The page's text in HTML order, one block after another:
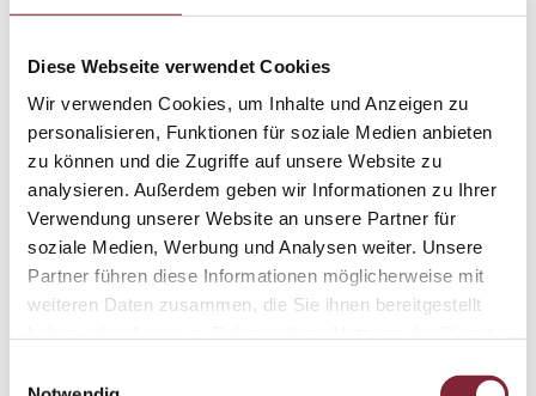
Diese Webseite verwendet Cookies
Wir verwenden Cookies, um Inhalte und Anzeigen zu
personalisieren, Funktionen für soziale Medien anbieten
zu können und die Zugriffe auf unsere Website zu
analysieren. Außerdem geben wir Informationen zu Ihrer
Verwendung unserer Website an unsere Partner für
soziale Medien, Werbung und Analysen weiter. Unsere
Partner führen diese Informationen möglicherweise mit
weiteren Daten zusammen, die Sie ihnen bereitgestellt
Kaplanhofstraße 150
Kaplanhofviertel 151
Kastil Metallwarenfabrik 31
Kaukasus 59
Keferfeld 11, 20, 92, 166, 182, 194
Kefergutstraße 172
Kempf 25
Kennerweg 110
Kettenschmiede 186
Kiener Heinrich 25